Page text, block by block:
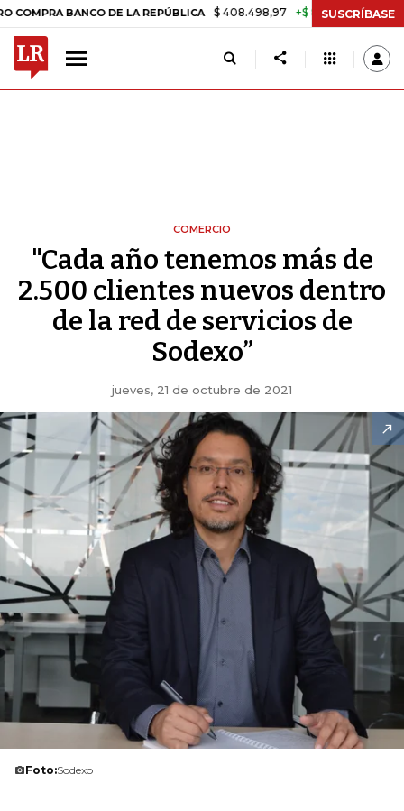
DE LA REPÚBLICA $ 408.498,97 +$ 8.753,81 +2,19% TASA
SUSCRÍBASE
COMERCIO
"Cada año tenemos más de
2.500 clientes nuevos dentro
de la red de servicios de
Sodexo”
jueves, 21 de octubre de 2021
Foto:Sodexo